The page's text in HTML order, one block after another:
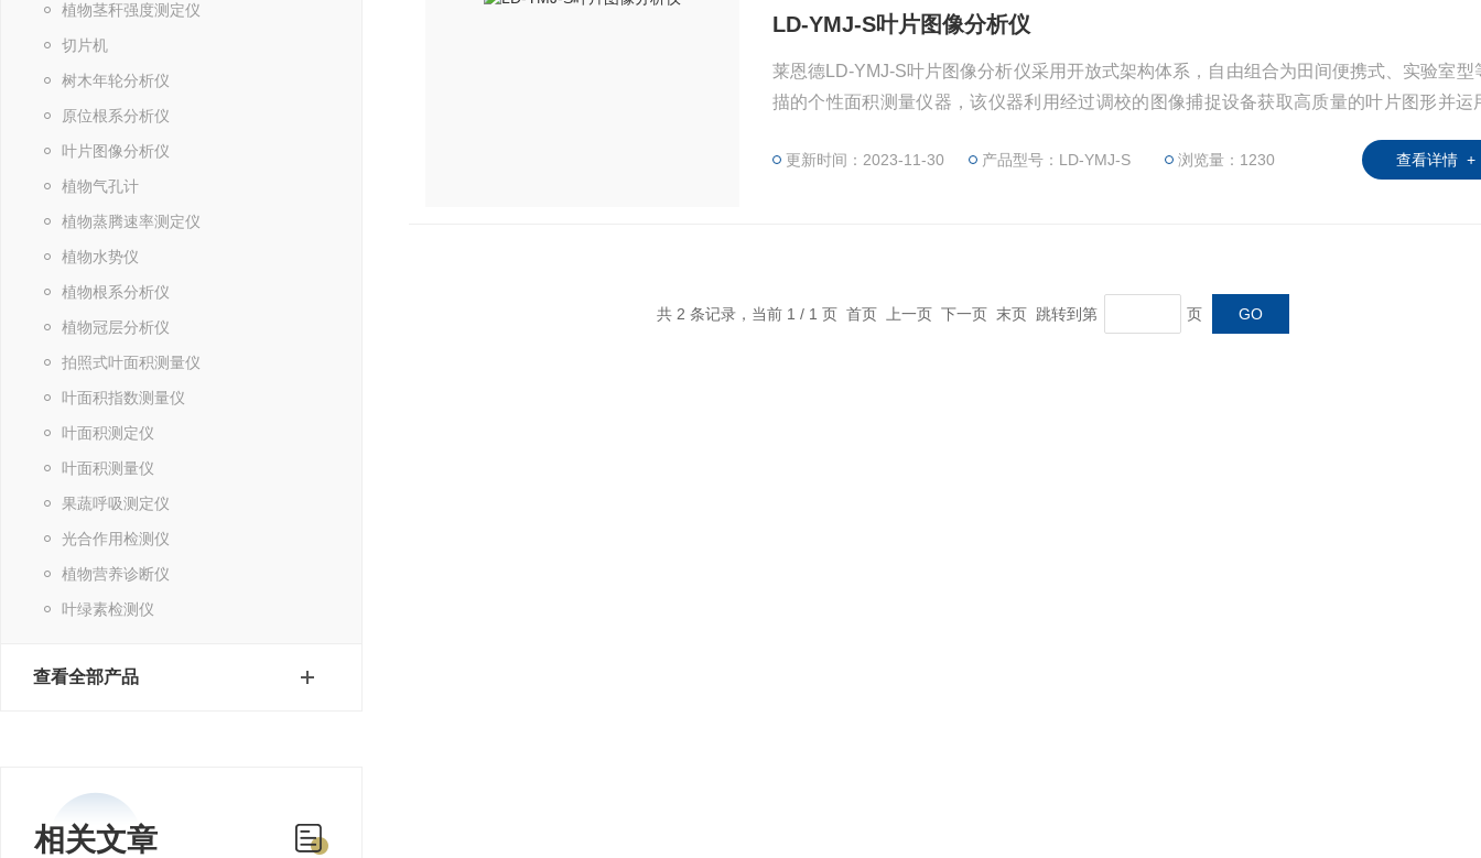
植物茎秆强度测定仪
切片机
树木年轮分析仪
原位根系分析仪
叶片图像分析仪
植物气孔计
植物蒸腾速率测定仪
植物水势仪
植物根系分析仪
植物冠层分析仪
拍照式叶面积测量仪
叶面积指数测量仪
叶面积测定仪
叶面积测量仪
果蔬呼吸测定仪
光合作用检测仪
植物营养诊断仪
叶绿素检测仪
查看全部产品
相关文章
LD-YMJ-S叶片图像分析仪
莱恩德LD-YMJ-S叶片图像分析仪采用开放式架构体系，自由组合为田间便携式、实验室型
描的个性面积测量仪器，该仪器利用经过调校的图像捕捉设备获取高质量的叶片图形并运
更新时间：2023-11-30 产品型号：LD-YMJ-S 浏览量：1230 查看详情 +
共 2 条记录，当前 1 / 1 页 首页 上一页 下一页 末页 跳转到第 页